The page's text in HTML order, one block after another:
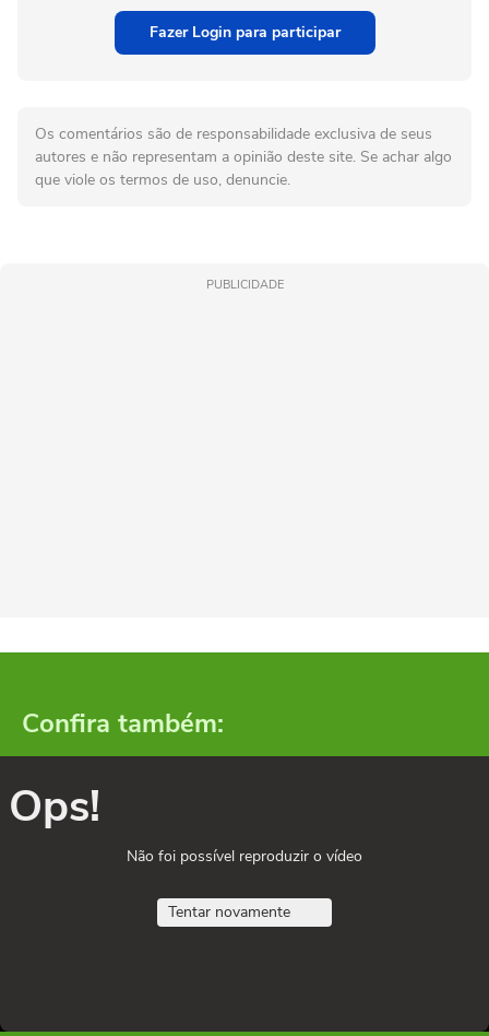
Fazer Login para participar
Os comentários são de responsabilidade exclusiva de seus
autores e não representam a opinião deste site. Se achar algo
que viole os termos de uso, denuncie.
PUBLICIDADE
Confira também:
Ops!
Não foi possível reproduzir o vídeo
Tentar novamente